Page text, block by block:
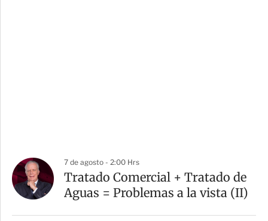
7 de agosto - 2:00 Hrs
Tratado Comercial + Tratado de
Aguas = Problemas a la vista (II)